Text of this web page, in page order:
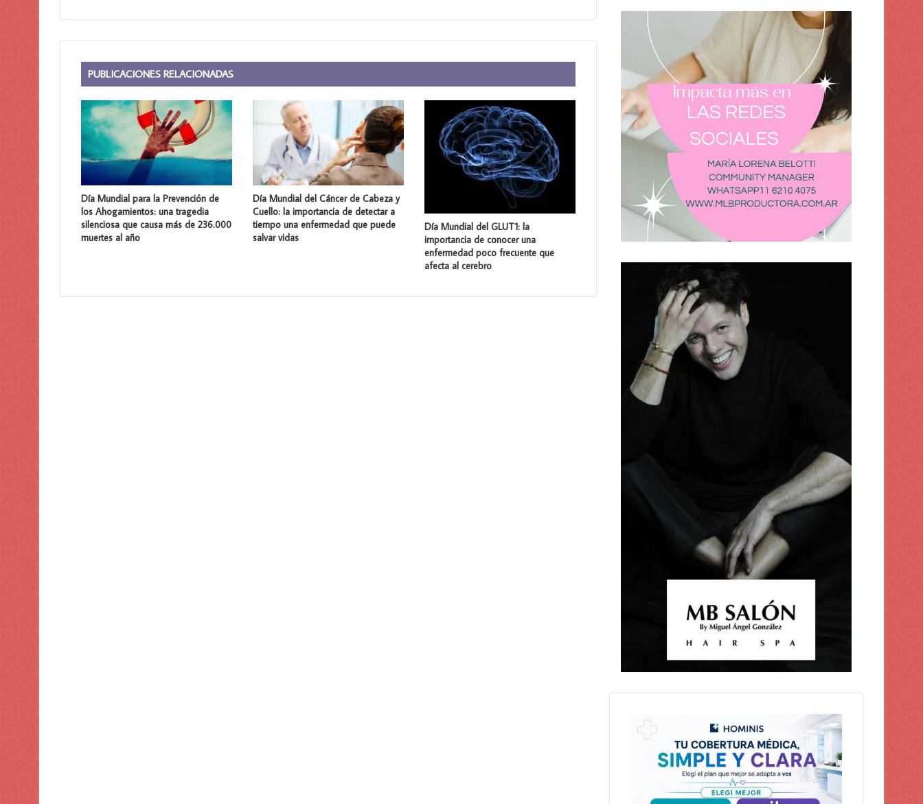
PUBLICACIONES RELACIONADAS
Día Mundial para la Prevención de
los Ahogamientos: una tragedia
silenciosa que causa más de 236.000
muertes al año
Día Mundial del Cáncer de Cabeza y
Cuello: la importancia de detectar a
tiempo una enfermedad que puede
salvar vidas
Día Mundial del GLUT1: la
importancia de conocer una
enfermedad poco frecuente que
afecta al cerebro